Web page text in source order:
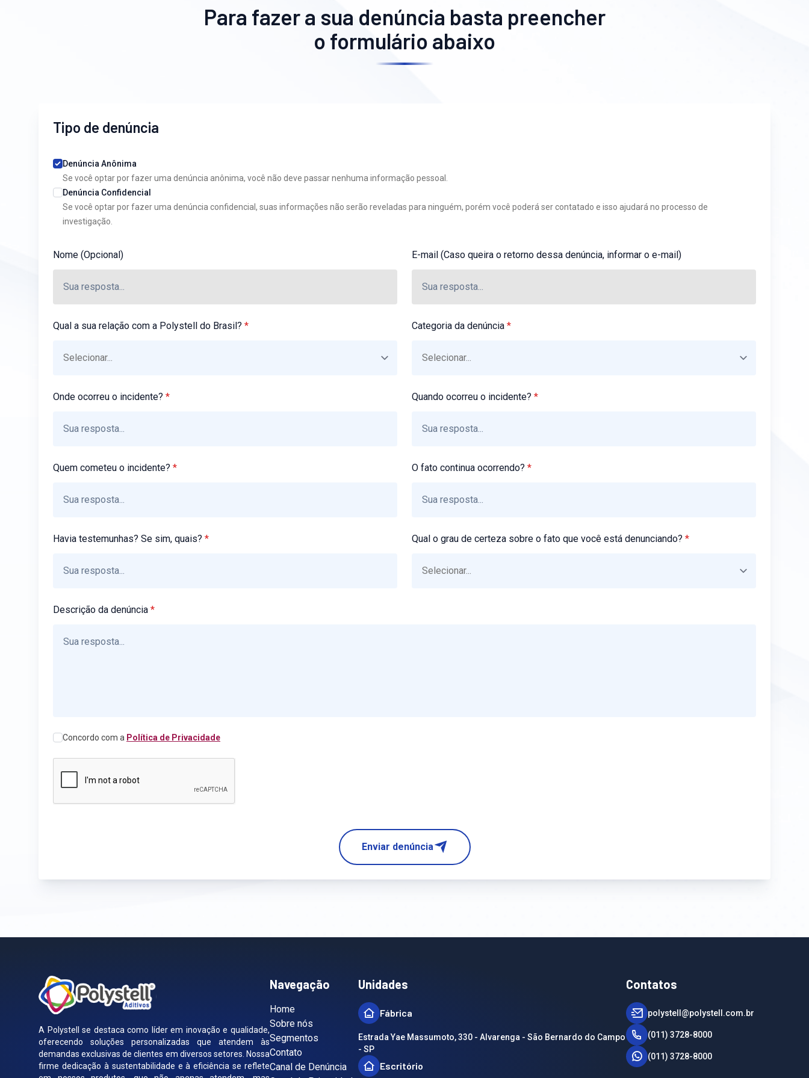
Para fazer a sua denúncia basta preencher
o formulário abaixo
Tipo de denúncia
Denúncia Anônima
Se você optar por fazer uma denúncia anônima, você não deve passar nenhuma informação pessoal.
Denúncia Confidencial
Se você optar por fazer uma denúncia confidencial, suas informações não serão reveladas para ninguém, porém você poderá ser contatado e isso ajudará no processo de
investigação.
Nome (Opcional) E-mail (Caso queira o retorno dessa denúncia, informar o e-mail)
Qual a sua relação com a Polystell do Brasil? * Categoria da denúncia *
Onde ocorreu o incidente? * Quando ocorreu o incidente? *
Quem cometeu o incidente? * O fato continua ocorrendo? *
Havia testemunhas? Se sim, quais? * Qual o grau de certeza sobre o fato que você está denunciando? *
Descrição da denúncia *
Concordo com a Política de Privacidade
Enviar denúncia
A Polystell se destaca como líder em inovação e qualidade,
oferecendo soluções personalizadas que atendem às
demandas exclusivas de clientes em diversos setores. Nossa
firme dedicação à sustentabilidade e à eficiência se reflete
Navegação
Home
Sobre nós
Segmentos
Contato
Canal de Denúncia
Unidades
Fábrica
Estrada Yae Massumoto, 330 - Alvarenga - São Bernardo do Campo
- SP
Escritório
Contatos
polystell@polystell.com.br
(011) 3728-8000
(011) 3728-8000